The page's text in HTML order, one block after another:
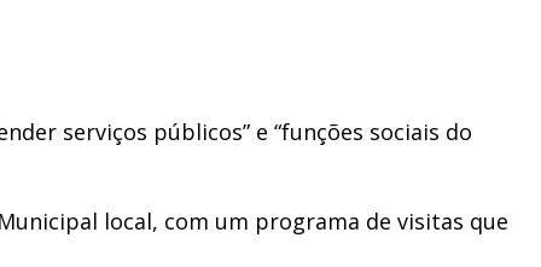
serviços públicos” e “funções sociais do
local, com um programa de visitas que